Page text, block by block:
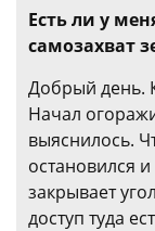
Есть ли у
самозахват
Добрый день.
Начал
выяснилось.
остановился
закрывает
доступ туда